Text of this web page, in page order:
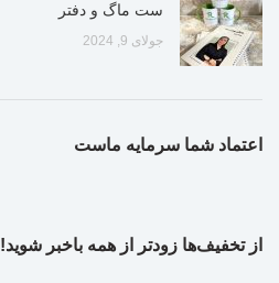
ست ماگ و دفتر
جولای 9, 2024
اعتماد شما سرمایه ماست
از تخفیف‌ها زودتر از همه باخبر شوید!